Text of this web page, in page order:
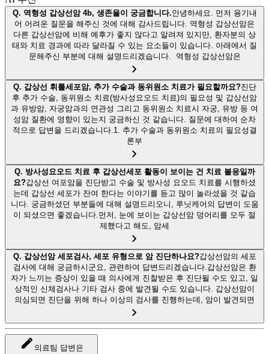
Q. 역형성 갑상선암 4b, 생존율이 궁금합니다.안녕하세요. 먼저 용기내
어 어려운 질문을 해주신 것에 대해 감사드립니다. 역형성 갑상선암은
다른 갑상선암에 비해 예후가 좋지 않다고 알려져 있지만, 환자분의 상
태와 치료 경과에 따라 달라질 수 있는 요소들이 있습니다. 아래에서 질
문해주신 부분에 대해 설명드리겠습니다. 역형성 갑상선암은
Q. 갑상선 휘틀세포암, 추가 수술과 동위원소 치료가 필요할까요?진단
후 추가 수술, 동위원소 치료(방사성요오드 치료)의 필요성 및 갑상선암
과 유방암, 자궁암과의 연관성 그리고 동위원소 치료시 자궁, 유방 등 여
성암 질환에 영향이 있는지 궁금하신 것 같습니다. 질문에 대하여 순차
적으로 답변을 드리겠습니다.1. 추가 수술과 동위원소 치료의 필요성결
론부
Q. 방사성요오드 치료 후 갑상선세포 활동이 보이는 건 치료 불응일까
요?갑상선 여포암을 진단받고 수술 및 방사성 요오드 치료를 시행하셨
는데 갑상선 세포가 잔여 한다는 이야기를 듣고 많이 놀라셨을 것 같습
니다. 궁금하셨던 부분들에 대해 설명드리오니, 루닛케어의 답변이 도움
이 되셨으면 좋겠습니다.먼저, 눈에 보이는 갑상선암 덩어리를 모두 절
제했다고 해도, 암세
Q. 갑상선암 세포검사, 세포 유형으로 암 진단하나요?갑상선암의 세포
검사에 대해 궁금하시군요, 관련하여 답변드리겠습니다.갑상선암은 환
자가 느끼는 증상이 있을 때 의사에게 진찰받은 후 진단될 수도 있고, 일
상적인 신체검사나 기타 검사 중에 발견될 수도 있습니다. 갑상선암이
의심되면 진단을 위해 하나 이상의 검사를 진행하는데, 암이 발견되면
의료팀 답변은